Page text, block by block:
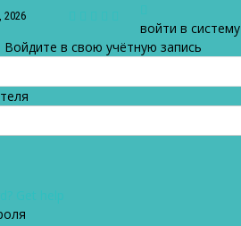
войти в систему
в свою учётную запись
Get help